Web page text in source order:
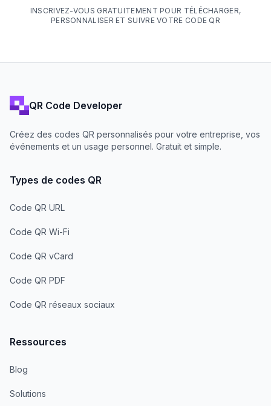
INSCRIVEZ-VOUS GRATUITEMENT POUR TÉLÉCHARGER,
PERSONNALISER ET SUIVRE VOTRE CODE QR
QR Code Developer
Créez des codes QR personnalisés pour votre entreprise, vos
événements et un usage personnel. Gratuit et simple.
Types de codes QR
Code QR URL
Code QR Wi-Fi
Code QR vCard
Code QR PDF
Code QR réseaux sociaux
Ressources
Blog
Solutions